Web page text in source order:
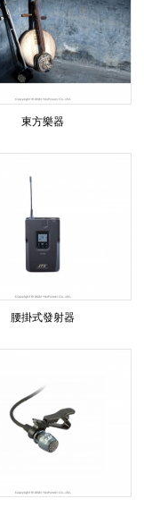
東方樂器
腰掛式發射器